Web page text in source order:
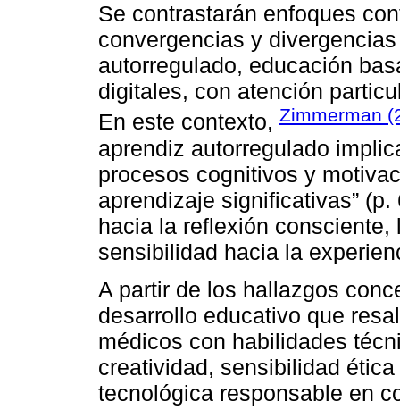
Se contrastarán enfoques
convergencias y
autorregulado, educación
digitales, con atención
En este contexto, Zimmerman
aprendiz autorregulado
procesos cognitivos y
aprendizaje significativas”
hacia la reflexión
sensibilidad hacia la
A partir de los hallazgos
desarrollo educativo que
médicos con habilidades
creatividad, sensibilidad
tecnológica responsable en